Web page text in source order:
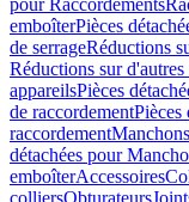
pour Raccordements
emboîterPièces
de serrageRéductions
Réductions sur
appareilsPièces
de raccordementPièces
raccordement
détachées pour
emboîterAccessoires
colliersObturateurs